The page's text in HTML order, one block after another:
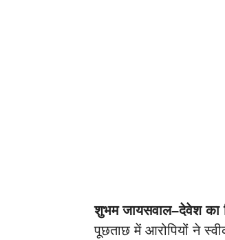
शुभम जायसवाल–देवेश का
पूछताछ में आरोपियों ने